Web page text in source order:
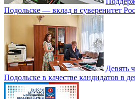
Подольске — вклад в суверенитет
Девять
Подольске в качестве кандидатов в